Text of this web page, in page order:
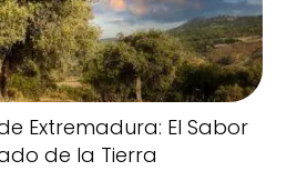
Extremadura: El Sabor
de la Tierra